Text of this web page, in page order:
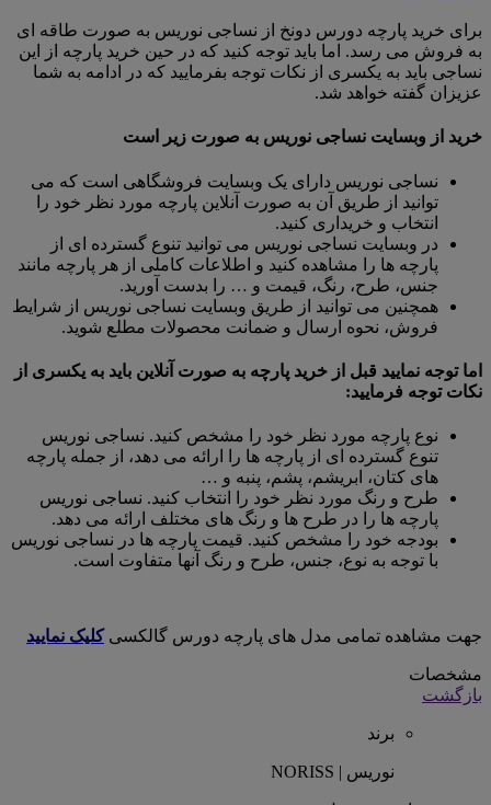
برای خرید پارچه دورس دونخ از نساجی نوریس به صورت طاقه ای
به فروش می رسد. اما باید توجه کنید که در حین خرید پارچه از این
نساجی باید به یکسری از نکات توجه بفرمایید که در ادامه به شما
عزیزان گفته خواهد شد.
خرید از وبسایت نساجی نوریس به صورت زیر است
نساجی نوریس دارای یک وبسایت فروشگاهی است که می
توانید از طریق آن به صورت آنلاین پارچه مورد نظر خود را
انتخاب و خریداری کنید.
در وبسایت نساجی نوریس می توانید تنوع گسترده ای از
پارچه ها را مشاهده کنید و اطلاعات کاملی از هر پارچه مانند
جنس، طرح، رنگ، قیمت و … را بدست آورید.
همچنین می توانید از طریق وبسایت نساجی نوریس از شرایط
فروش، نحوه ارسال و ضمانت محصولات مطلع شوید.
اما توجه نمایید قبل از خرید پارچه به صورت آنلاین باید به یکسری از
نکات توجه فرمایید:
نوع پارچه مورد نظر خود را مشخص کنید. نساجی نوریس
تنوع گسترده ای از پارچه ها را ارائه می دهد، از جمله پارچه
های کتان، ابریشم، پشم، پنبه و …
طرح و رنگ مورد نظر خود را انتخاب کنید. نساجی نوریس
پارچه ها را در طرح ها و رنگ های مختلف ارائه می دهد.
بودجه خود را مشخص کنید. قیمت پارچه ها در نساجی نوریس
با توجه به نوع، جنس، طرح و رنگ آنها متفاوت است.
جهت مشاهده تمامی مدل های پارچه دورس گالکسیکلیک نمایید
مشخصات
بازگشت
برند
نوریس | NORISS